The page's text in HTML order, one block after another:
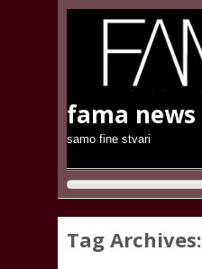
fama news
samo fine stvari
Tag Archives: